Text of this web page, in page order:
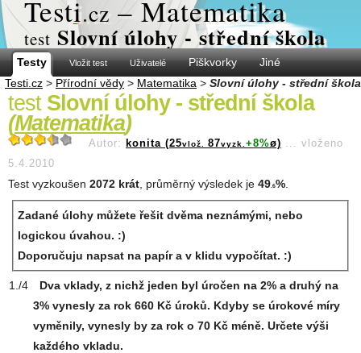
Testi.cz – Matematika
test Slovní úlohy - střední škola
Testy Vložit test Uživatelé Piškvorky
Jiné
Testi.cz > Přírodní vědy > Matematika > Slovní úlohy - střední škola
test Slovní úlohy - střední škola
(Matematika)
Autor: konita (25vlož. 87vyzk. +8%ø) ... vloženo
5.4.2010
Test vyzkoušen 2072 krát , průměrný výsledek je 49 .6%
Zadané úlohy můžete řešit dvěma neznámými, nebo
logickou úvahou. :)
Doporučuju napsat na papír a v klidu vypočítat. :)
Dva vklady, z nichž jeden byl úročen na 2% a druhý na
3% vynesly za rok 660 Kč úroků. Kdyby se úrokové míry
vyměnily, vynesly by za rok o 70 Kč méně. Určete výši
každého vkladu.